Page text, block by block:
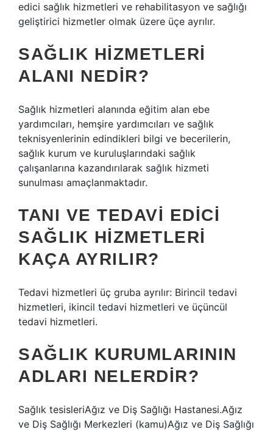
edici sağlık hizmetleri ve rehabilitasyon ve sağlığı
geliştirici hizmetler olmak üzere üçe ayrılır.
SAĞLIK HIZMETLERI
ALANI NEDIR?
Sağlık hizmetleri alanında eğitim alan ebe
yardımcıları, hemşire yardımcıları ve sağlık
teknisyenlerinin edindikleri bilgi ve becerilerin,
sağlık kurum ve kuruluşlarındaki sağlık
çalışanlarına kazandırılarak sağlık hizmeti
sunulması amaçlanmaktadır.
TANI VE TEDAVI EDICI
SAĞLIK HIZMETLERI
KAÇA AYRILIR?
Tedavi hizmetleri üç gruba ayrılır: Birincil tedavi
hizmetleri, ikincil tedavi hizmetleri ve üçüncül
tedavi hizmetleri.
SAĞLIK KURUMLARININ
ADLARI NELERDIR?
Sağlık tesisleriAğız ve Diş Sağlığı Hastanesi.Ağız
ve Diş Sağlığı Merkezleri (kamu)Ağız ve Diş Sağlığı